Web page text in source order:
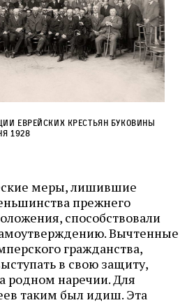
еврейских крестьян Буковины
1928
меры, лишившие
прежнего
способствовали
Вычтенные
гражданства,
в свою защиту,
родном наречии. Для
таким был идиш. Эта
в вашем
email
журнала ЛЕХАИМ и получайте
с сайта по электронной